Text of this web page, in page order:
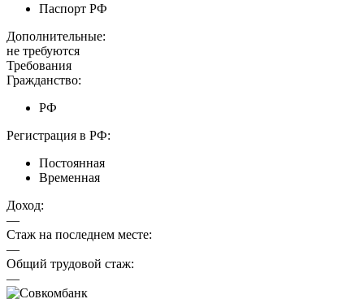
Паспорт РФ
Дополнительные:
не требуются
Требования
Гражданство:
РФ
Регистрация в РФ:
Постоянная
Временная
Доход:
—
Стаж на последнем месте:
—
Общий трудовой стаж:
—